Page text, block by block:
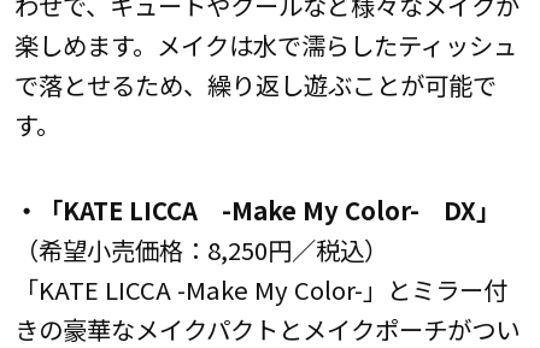
楽しめます。メイクは水で濡らしたティッシュ
で落とせるため、繰り返し遊ぶことが可能で
す。
・「KATE LICCA -Make My Color- DX」
（希望小売価格：8,250円／税込）
「KATE LICCA -Make My Color-」とミラー付
きの豪華なメイクパクトとメイクポーチがつい